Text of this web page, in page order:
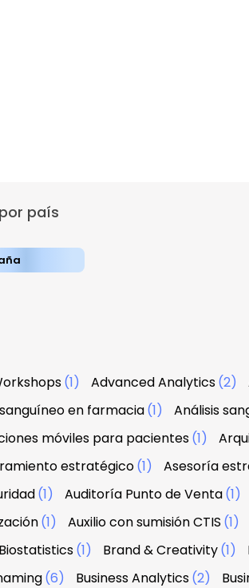
país
(1) Advanced Analytics(2)
en farmacia(1) Análisis
móviles para pacientes(1)
estratégico(1) Asesoría
(1) Auditoría Punto de Venta(1)
(1) Auxilio con sumisión CTIS (1)
Biostatistics(1) Brand & Creativity(1)
(6) Business Analytics(2)